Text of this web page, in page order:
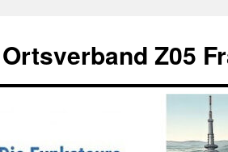
Ortsverband Z05